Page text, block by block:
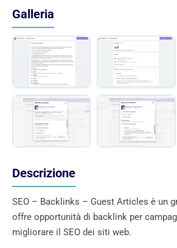
Galleria
Descrizione
SEO – Backlinks – Guest Articles è un
offre opportunità di backlink per
migliorare il SEO dei siti web.